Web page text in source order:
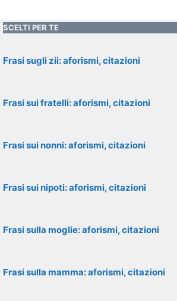
SCELTI PER TE
Frasi sugli zii: aforismi, citazioni
Frasi sui fratelli: aforismi, citazioni
Frasi sui nonni: aforismi, citazioni
Frasi sui nipoti: aforismi, citazioni
Frasi sulla moglie: aforismi, citazioni
Frasi sulla mamma: aforismi, citazioni